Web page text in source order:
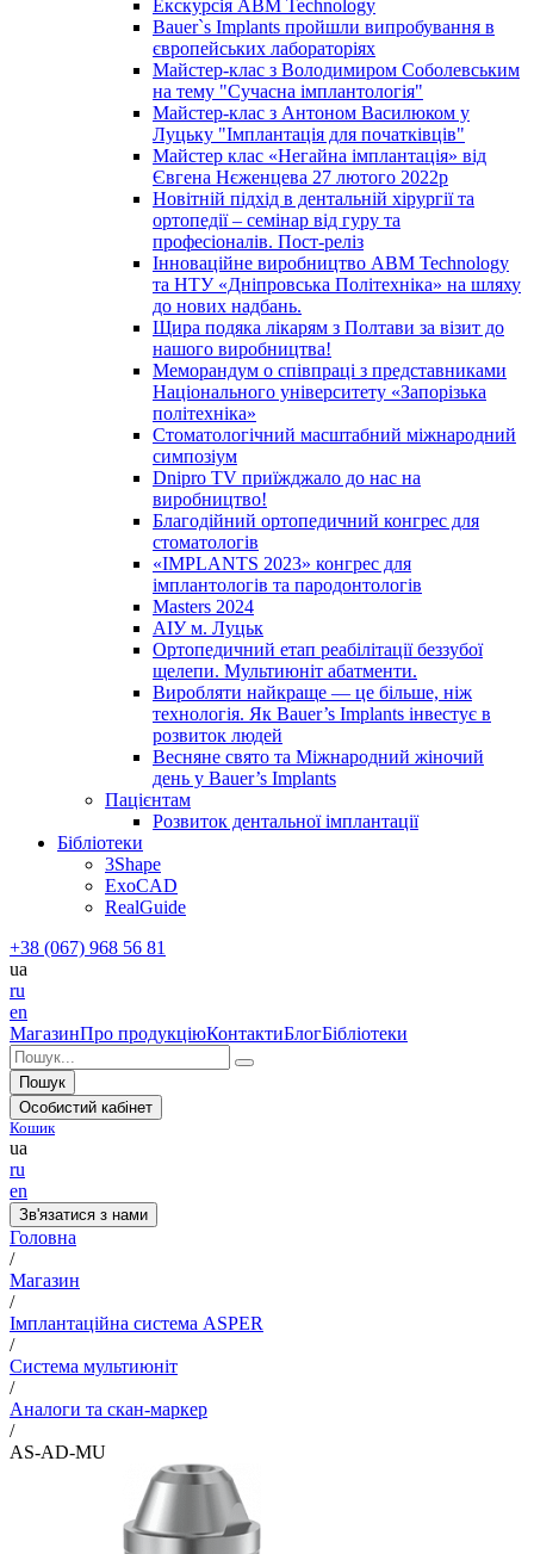
Екскурсія ABM Technology
Bauer`s Implants пройшли випробування в
європейських лабораторіях
Майстер-клас з Володимиром Соболевським
на тему "Сучасна імплантологія"
Майстер-клас з Антоном Василюком у
Луцьку "Імплантація для початківців"
Майстер клас «Негайна імплантація» від
Євгена Нєженцева 27 лютого 2022р
Новітній підхід в дентальній хірургії та
ортопедії – семінар від гуру та
професіоналів. Пост-реліз
Інноваційне виробництво ABM Technology
та НТУ «Дніпровська Політехніка» на шляху
до нових надбань.
Щира подяка лікарям з Полтави за візит до
нашого виробництва!
Меморандум о співпраці з представниками
Національного університету «Запорізька
політехніка»
Стоматологічний масштабний міжнародний
симпозіум
Dnipro TV приїжджало до нас на
виробництво!
Благодійний ортопедичний конгрес для
стоматологів
«IMPLANTS 2023» конгрес для
імплантологів та пародонтологів
Masters 2024
АІУ м. Луцьк
Ортопедичний етап реабілітації беззубої
щелепи. Мультиюніт абатменти.
Виробляти найкраще — це більше, ніж
технологія. Як Bauer’s Implants інвестує в
розвиток людей
Весняне свято та Міжнародний жіночий
день у Bauer’s Implants
Пацієнтам
Розвиток дентальної імплантації
Бібліотеки
3Shape
ExoCAD
RealGuide
+38 (067) 968 56 81
ua
ru
en
МагазинПро продукціюКонтактиБлогБібліотеки
Пошук
Особистий кабінет
Кошик
ua
ru
en
Зв'язатися з нами
Головна
/
Магазин
/
Імплантаційна система ASPER
/
Система мультиюніт
/
Аналоги та скан-маркер
/
AS-AD-MU